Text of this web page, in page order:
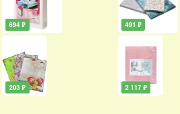
694 ₽
203 ₽
491 ₽
2 117 ₽